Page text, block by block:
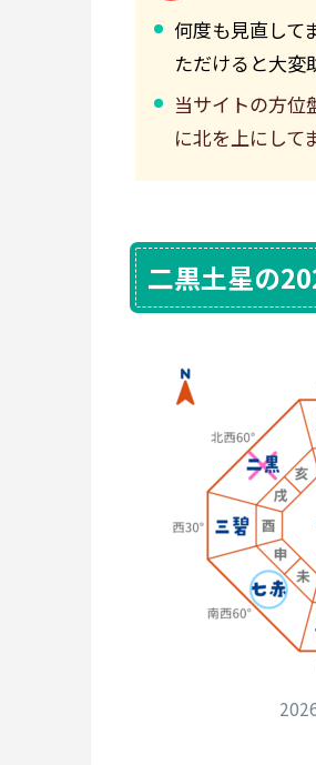
何度も見直して
ただけると大変
当サイトの方位
に北を上にして
二黒土星の